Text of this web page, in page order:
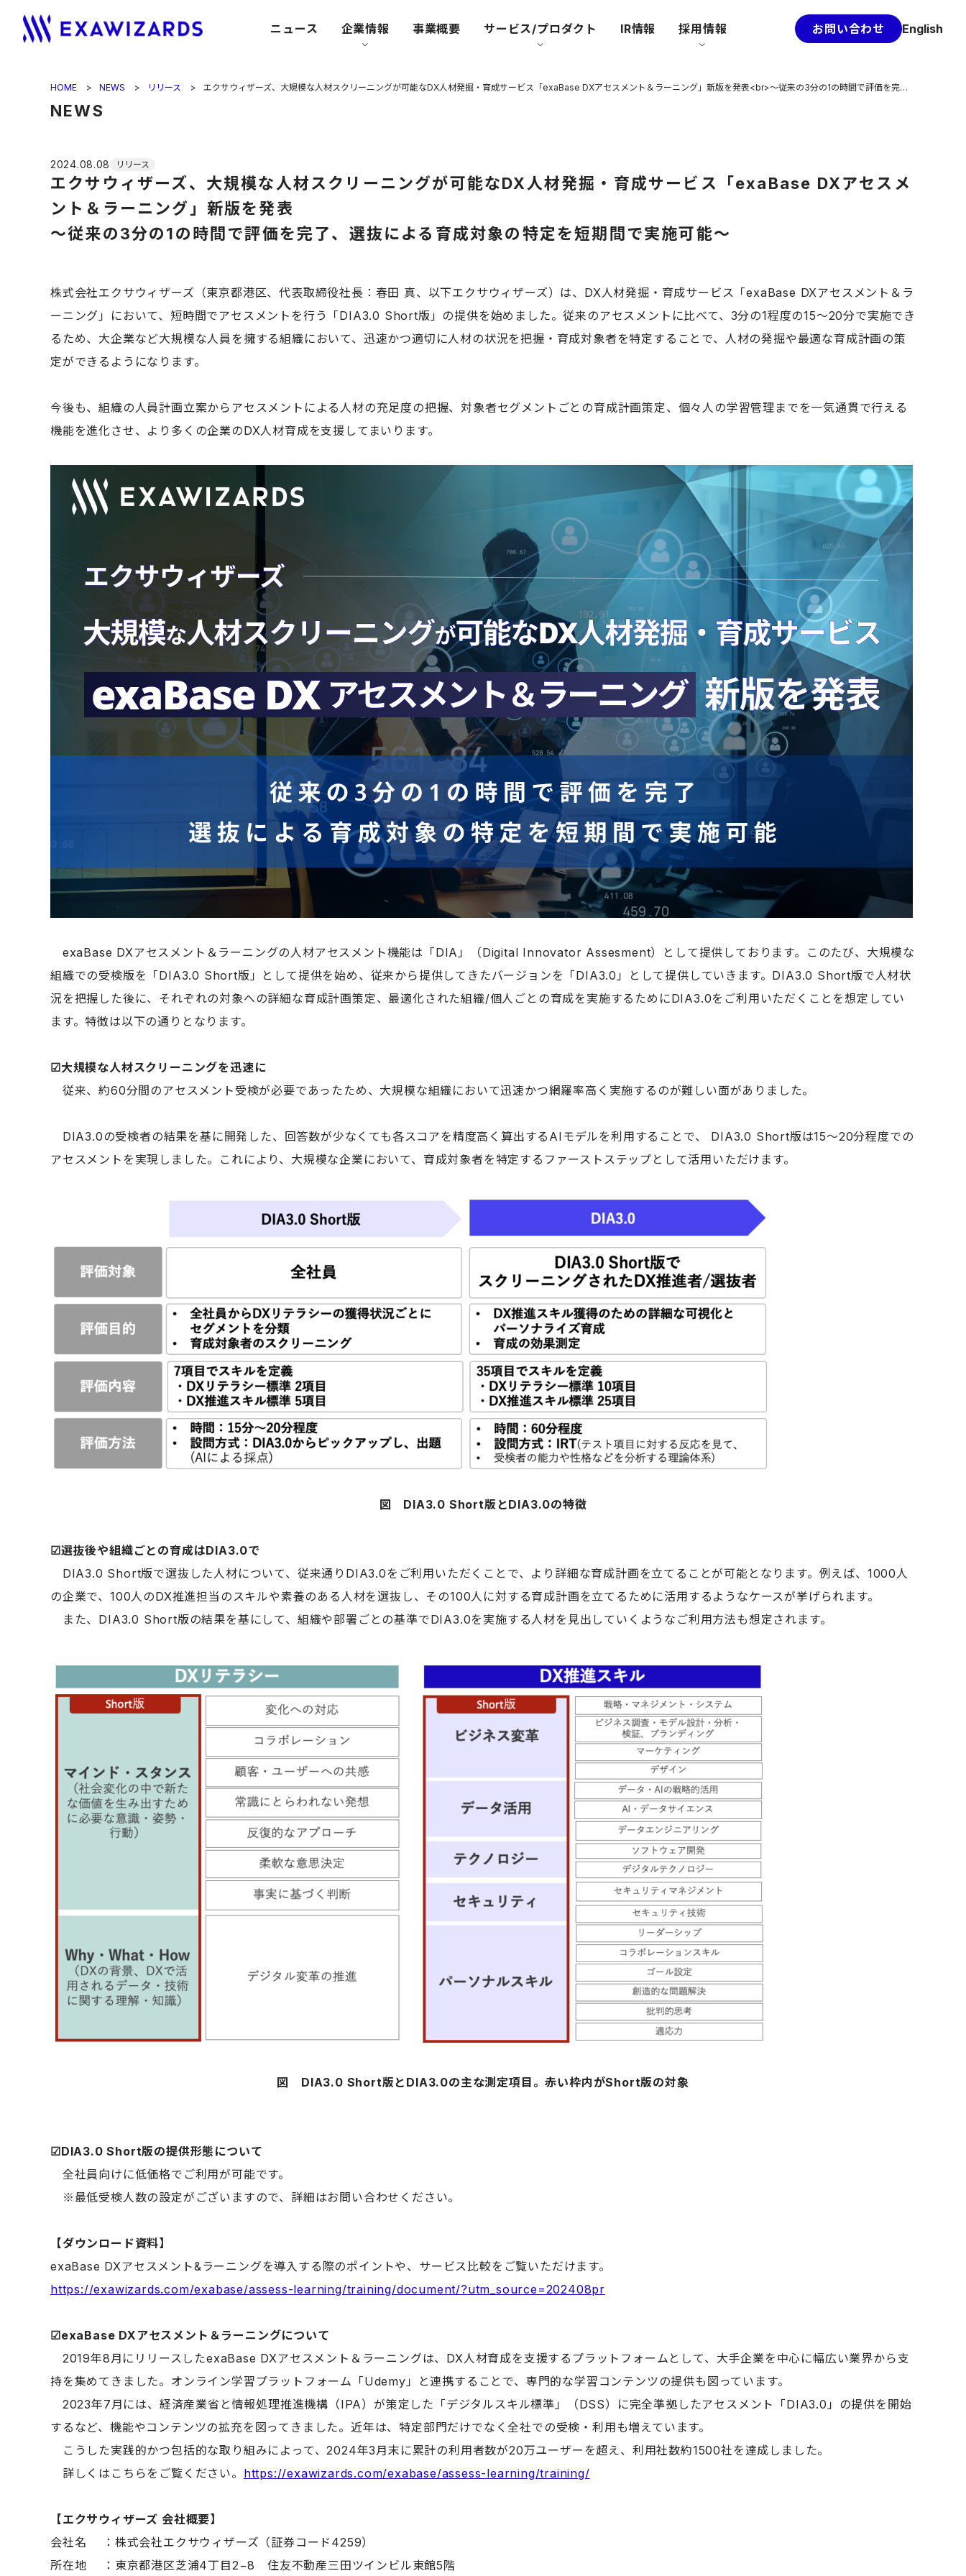
ニュース 企業情報 事業概要 サービス/プロダクト IR情報 採用情報 お問い合わせ English
HOME NEWS リリース エクサウィザーズ、大規模な人材スクリーニングが可能なDX人材発掘・育成サービス「exaBase DXアセスメント＆ラーニング」新版を発表<br>〜従来の3分の1の時間で評価を完了、選抜による育成対象の特定を短期間で実施可能〜
NEWS
2024.08.08 リリース
エクサウィザーズ、大規模な人材スクリーニングが可能なDX人材発掘・育成サービス「exaBase DXアセスメ
ント＆ラーニング」新版を発表
〜従来の3分の1の時間で評価を完了、選抜による育成対象の特定を短期間で実施可能〜
株式会社エクサウィザーズ（東京都港区、代表取締役社長：春田 真、以下エクサウィザーズ）は、DX人材発掘・育成サービス「exaBase DXアセスメント＆ラ
ーニング」において、短時間でアセスメントを行う「DIA3.0 Short版」の提供を始めました。従来のアセスメントに比べて、3分の1程度の15〜20分で実施でき
るため、大企業など大規模な人員を擁する組織において、迅速かつ適切に人材の状況を把握・育成対象者を特定することで、人材の発掘や最適な育成計画の策
定ができるようになります。
今後も、組織の人員計画立案からアセスメントによる人材の充足度の把握、対象者セグメントごとの育成計画策定、個々人の学習管理までを一気通貫で行える
機能を進化させ、より多くの企業のDX人材育成を支援してまいります。
exaBase DXアセスメント＆ラーニングの人材アセスメント機能は「DIA」（Digital Innovator Assesment）として提供しております。このたび、大規模な
組織での受検版を「DIA3.0 Short版」として提供を始め、従来から提供してきたバージョンを「DIA3.0」として提供していきます。DIA3.0 Short版で人材状
況を把握した後に、それぞれの対象への詳細な育成計画策定、最適化された組織/個人ごとの育成を実施するためにDIA3.0をご利用いただくことを想定してい
ます。特徴は以下の通りとなります。
☑︎大規模な人材スクリーニングを迅速に
従来、約60分間のアセスメント受検が必要であったため、大規模な組織において迅速かつ網羅率高く実施するのが難しい面がありました。
DIA3.0の受検者の結果を基に開発した、回答数が少なくても各スコアを精度高く算出するAIモデルを利用することで、 DIA3.0 Short版は15〜20分程度での
アセスメントを実現しました。これにより、大規模な企業において、育成対象者を特定するファーストステップとして活用いただけます。
図 DIA3.0 Short版とDIA3.0の特徴
☑︎選抜後や組織ごとの育成はDIA3.0で
DIA3.0 Short版で選抜した人材について、従来通りDIA3.0をご利用いただくことで、より詳細な育成計画を立てることが可能となります。例えば、1000人
の企業で、100人のDX推進担当のスキルや素養のある人材を選抜し、その100人に対する育成計画を立てるために活用するようなケースが挙げられます。
また、DIA3.0 Short版の結果を基にして、組織や部署ごとの基準でDIA3.0を実施する人材を見出していくようなご利用方法も想定されます。
図 DIA3.0 Short版とDIA3.0の主な測定項目。赤い枠内がShort版の対象
☑︎DIA3.0 Short版の提供形態について
全社員向けに低価格でご利用が可能です。
※最低受検人数の設定がございますので、詳細はお問い合わせください。
【ダウンロード資料】
exaBase DXアセスメント&ラーニングを導入する際のポイントや、サービス比較をご覧いただけます。
https://exawizards.com/exabase/assess-learning/training/document/?utm_source=202408pr
☑︎exaBase DX アセスメント＆ラーニングについて
2019年8月にリリースしたexaBase DXアセスメント＆ラーニングは、DX人材育成を支援するプラットフォームとして、大手企業を中心に幅広い業界から支
持を集めてきました。オンライン学習プラットフォーム「Udemy」と連携することで、専門的な学習コンテンツの提供も図っています。
2023年7月には、経済産業省と情報処理推進機構（IPA）が策定した「デジタルスキル標準」（DSS）に完全準拠したアセスメント「DIA3.0」の提供を開始
するなど、機能やコンテンツの拡充を図ってきました。近年は、特定部門だけでなく全社での受検・利用も増えています。
こうした実践的かつ包括的な取り組みによって、2024年3月末に累計の利用者数が20万ユーザーを超え、利用社数約1500社を達成しました。
詳しくはこちらをご覧ください。 https://exawizards.com/exabase/assess-learning/training/
【エクサウィザーズ 会社概要】
会社名 ：株式会社エクサウィザーズ（証券コード4259）
所在地 ：東京都港区芝浦4丁目2−8 住友不動産三田ツインビル東館5階